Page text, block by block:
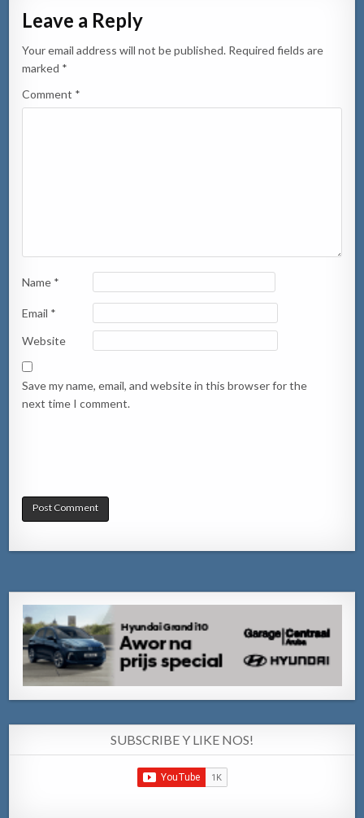
Leave a Reply
Your email address will not be published. Required fields are
marked *
Comment *
Name *
Email *
Website
Save my name, email, and website in this browser for the
next time I comment.
SUBSCRIBE Y LIKE NOS!